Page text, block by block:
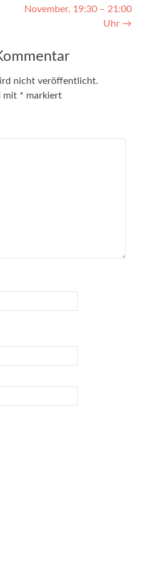
November, 19:30 – 21:00
Uhr →
nicht veröffentlicht.
mit * markiert